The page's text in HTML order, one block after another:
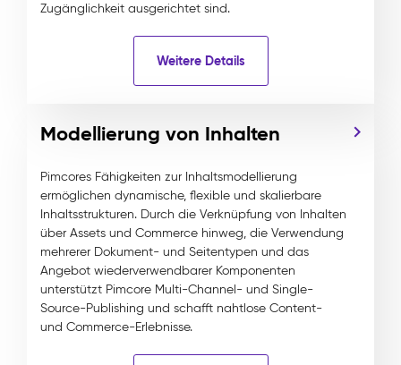
Zugänglichkeit ausgerichtet sind.
Weitere Details
Modellierung von Inhalten
Pimcores Fähigkeiten zur Inhaltsmodellierung
ermöglichen dynamische, flexible und skalierbare
Inhaltsstrukturen. Durch die Verknüpfung von Inhalten
über Assets und Commerce hinweg, die Verwendung
mehrerer Dokument- und Seitentypen und das
Angebot wiederverwendbarer Komponenten
unterstützt Pimcore Multi-Channel- und Single-
Source-Publishing und schafft nahtlose Content-
und Commerce-Erlebnisse.